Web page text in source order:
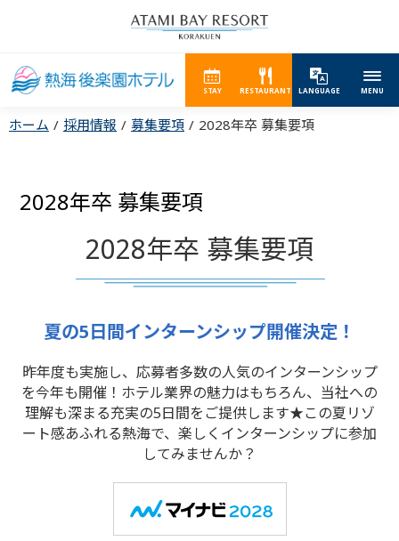
STAY RESTAURANT LANGUAGE MENU
ホーム 採用情報 募集要項 2028年卒 募集要項
2028年卒 募集要項
2028年卒 募集要項
夏の5日間インターンシップ開催決定！
昨年度も実施し、応募者多数の人気のインターンシップ
を今年も開催！ ホテル業界の魅力はもちろん、当社への
理解も深まる充実の5日間をご提供します★この夏リゾ
ート感あふれる熱海で、楽しくインターンシップに参加
してみませんか？